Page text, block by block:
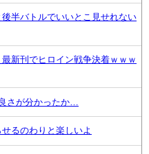
半バトルでいいとこ見せれない
新刊でヒロイン戦争決着ｗｗｗ
さが分かったか…
るのわりと楽しいよ